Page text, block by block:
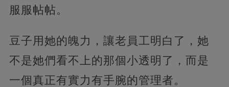
服服帖帖。
豆子用她的魄力，讓老員工明白了，她
不是她們看不上的那個小透明了，而是
一個真正有實力有手腕的管理者。